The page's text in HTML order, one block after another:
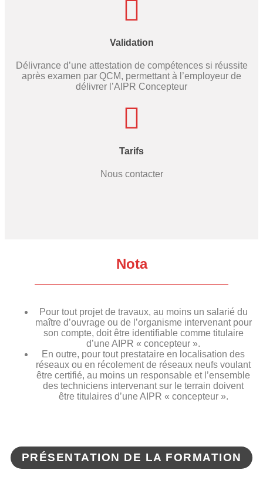
Validation
Délivrance d’une attestation de compétences si réussite
après examen par QCM, permettant à l’employeur de
délivrer l’AIPR Concepteur
Tarifs
Nous contacter
Nota
Pour tout projet de travaux, au moins un salarié du
maître d’ouvrage ou de l’organisme intervenant pour
son compte, doit être identifiable comme titulaire
d’une AIPR « concepteur ».
En outre, pour tout prestataire en localisation des
réseaux ou en récolement de réseaux neufs voulant
être certifié, au moins un responsable et l’ensemble
des techniciens intervenant sur le terrain doivent
être titulaires d’une AIPR « concepteur ».
PRÉSENTATION DE LA FORMATION